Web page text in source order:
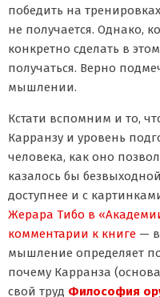
победить на
не получается. Однако,
конкретно сделать в
получаться. Верно
мышлении.
Кстати вспомним и то,
Карранзу и уровень
человека, как оно
казалось бы
доступнее и с
Жерара Тибо в
комментарии к книге —
мышление определяет
почему Карранза
свой труд Философия